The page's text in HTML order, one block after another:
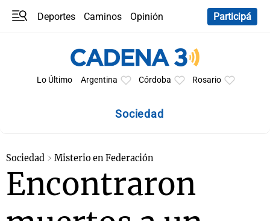
Deportes Caminos
Opinión
Participá
Lo Último Argentina Córdoba Rosario
Sociedad
Sociedad Misterio en Federación
Encontraron